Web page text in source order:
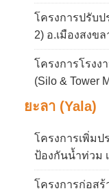
โครงการปรับ
2) อ.เมืองสงขล
โครงการโรง
(Silo & Tower
ยะลา (Yala)
โครงการเพิ่มป
ป้องกันน้ำท่วม
โครงการก่อสร้